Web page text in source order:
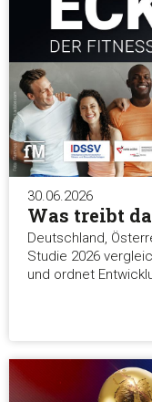
30.06.2026
Was treibt
Deutschland,
Studie 2026
und ordnet